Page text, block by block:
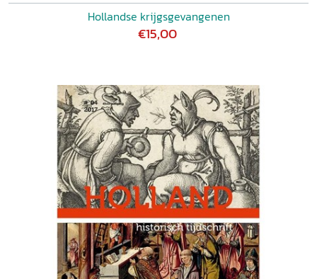
Hollandse krijgsgevangenen
€15,00